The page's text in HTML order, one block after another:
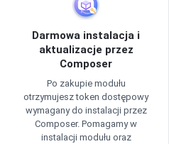
Darmowa instalacja i
aktualizacje przez
Composer
Po zakupie modułu
otrzymujesz token dostępowy
wymagany do instalacji przez
Composer. Pomagamy w
instalacji modułu oraz